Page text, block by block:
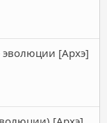
эволюции [Архэ]